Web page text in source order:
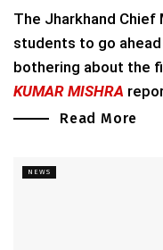
The Jharkhand
students to go
bothering about the
KUMAR MISHRA
Read More
NEWS